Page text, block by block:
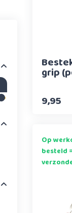
grip
9,95
Op
besteld